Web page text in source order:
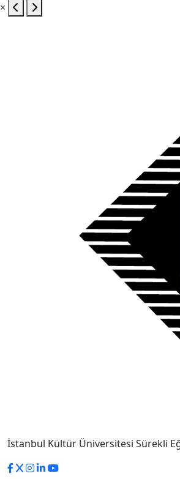
×
İstanbul Kültür Üniversitesi Sürekli